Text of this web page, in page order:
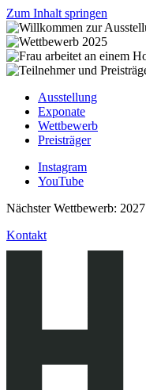
Zum Inhalt springen
Ausstellung
Exponate
Wettbewerb
Preisträger
Instagram
YouTube
Nächster Wettbewerb: 2027
Kontakt